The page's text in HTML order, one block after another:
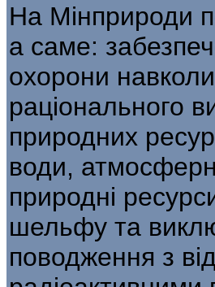
На Мінприроди
а саме:
охорони
раціонального
природних
води,
природні
шельфу та
поводження з